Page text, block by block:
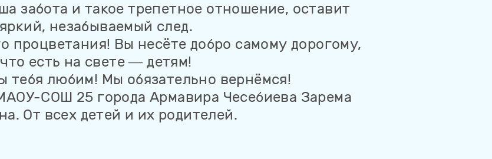
забота и такое трепетное отношение, оставит
яркий, незабываемый след.
процветания! Вы несёте добро самому дорогому,
что есть на свете — детям!
любим! Мы обязательно вернёмся!
СОШ 25 города Армавира Чесебиева Зарема
От всех детей и их родителей.